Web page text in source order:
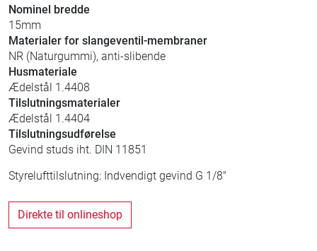
Nominel bredde
15mm
Materialer for slangeventil-membraner
NR (Naturgummi), anti-slibende
Husmateriale
Ædelstål 1.4408
Tilslutningsmaterialer
Ædelstål 1.4404
Tilslutningsudførelse
Gevind studs iht. DIN 11851
Styrelufttilslutning: Indvendigt gevind G 1/8"
Direkte til onlineshop